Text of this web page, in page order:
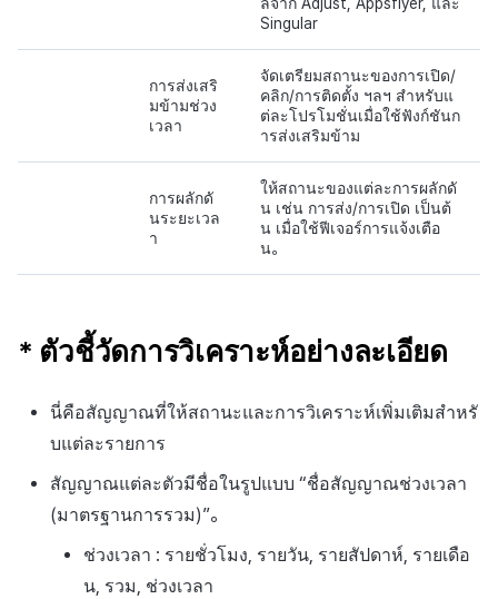
Singular
การส่งเสริ
มข้ามช่วง
เวลา
จัดเตรียมสถานะของการเปิด/
คลิก/การติดตั้ง ฯลฯ สำหรับแ
ต่ละโปรโมชั่นเมื่อใช้ฟังก์ชันก
ารส่งเสริมข้าม
การผลักดั
นระยะเวล
า
ให้สถานะของแต่ละการผลักดั
น เช่น การส่ง/การเปิด เป็นต้
น เมื่อใช้ฟีเจอร์การแจ้งเตือ
น。
* ตัวชี้วัดการวิเคราะห์อย่างละเอียด
นี่คือสัญญาณที่ให้สถานะและการวิเคราะห์เพิ่มเติมสำหรั
บแต่ละรายการ
สัญญาณแต่ละตัวมีชื่อในรูปแบบ “ชื่อสัญญาณช่วงเวลา
(มาตรฐานการรวม)”。
ช่วงเวลา : รายชั่วโมง, รายวัน, รายสัปดาห์, รายเดือ
น, รวม, ช่วงเวลา